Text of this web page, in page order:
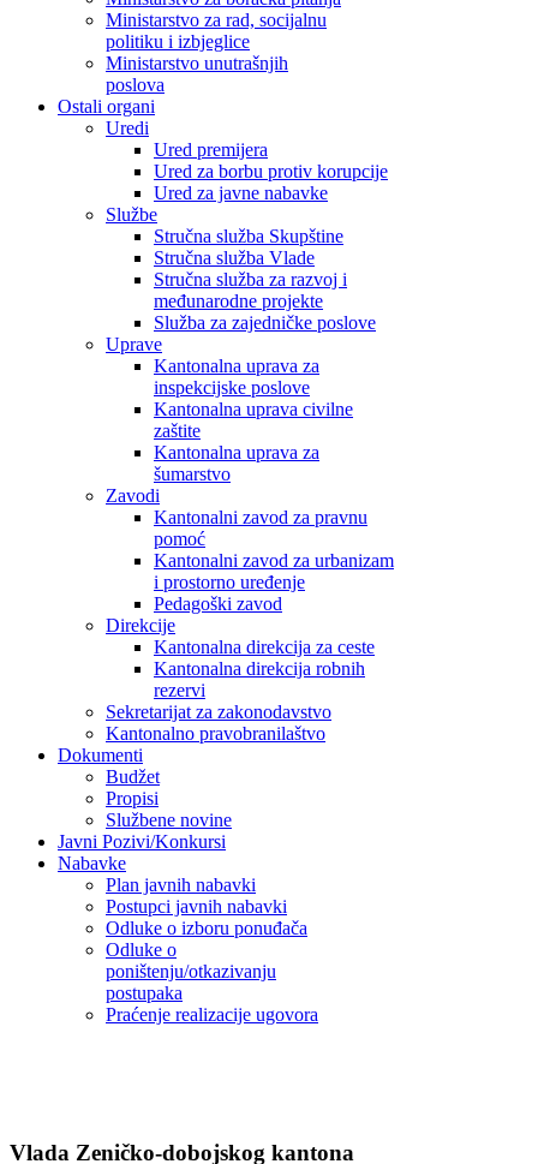
Ministarstvo za rad, socijalnu
politiku i izbjeglice
Ministarstvo unutrašnjih
poslova
Ostali organi
Uredi
Ured premijera
Ured za borbu protiv korupcije
Ured za javne nabavke
Službe
Stručna služba Skupštine
Stručna služba Vlade
Stručna služba za razvoj i
međunarodne projekte
Služba za zajedničke poslove
Uprave
Kantonalna uprava za
inspekcijske poslove
Kantonalna uprava civilne
zaštite
Kantonalna uprava za
šumarstvo
Zavodi
Kantonalni zavod za pravnu
pomoć
Kantonalni zavod za urbanizam
i prostorno uređenje
Pedagoški zavod
Direkcije
Kantonalna direkcija za ceste
Kantonalna direkcija robnih
rezervi
Sekretarijat za zakonodavstvo
Kantonalno pravobranilaštvo
Dokumenti
Budžet
Propisi
Službene novine
Javni Pozivi/Konkursi
Nabavke
Plan javnih nabavki
Postupci javnih nabavki
Odluke o izboru ponuđača
Odluke o
poništenju/otkazivanju
postupaka
Praćenje realizacije ugovora
Vlada Zeničko-dobojskog kantona